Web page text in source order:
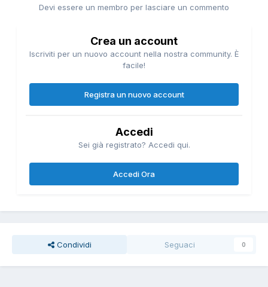
Devi essere un membro per lasciare un commento
Crea un account
Iscriviti per un nuovo account nella nostra community. È
facile!
Registra un nuovo account
Accedi
Sei già registrato? Accedi qui.
Accedi Ora
Condividi Seguaci 0